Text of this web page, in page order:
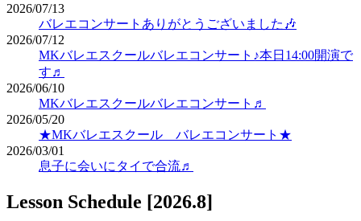
2026/07/13
バレエコンサートありがとうございました🎶
2026/07/12
MKバレエスクールバレエコンサート♪本日14:00開演で
す♬
2026/06/10
MKバレエスクールバレエコンサート♬
2026/05/20
★MKバレエスクール バレエコンサート★
2026/03/01
息子に会いにタイで合流♬
Lesson Schedule [2026.8]